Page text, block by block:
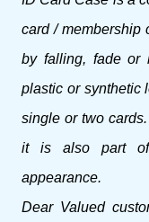
card / membership
by falling, fade or
plastic or synthetic
single or two cards.
it is also part of
appearance.
Dear Valued